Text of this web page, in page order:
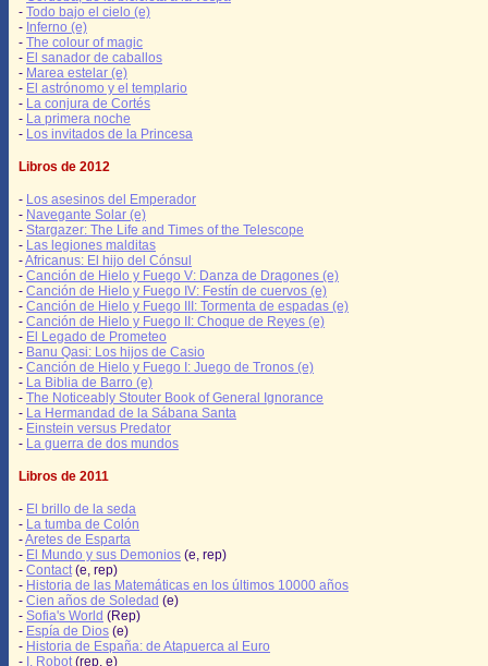
- Todo bajo el cielo (e)
- Inferno (e)
- The colour of magic
- El sanador de caballos
- Marea estelar (e)
- El astrónomo y el templario
- La conjura de Cortés
- La primera noche
- Los invitados de la Princesa
Libros de 2012
- Los asesinos del Emperador
- Navegante Solar (e)
- Stargazer: The Life and Times of the Telescope
- Las legiones malditas
-Africanus: El hijo del Cónsul
- Canción de Hielo y Fuego V: Danza de Dragones (e)
- Canción de Hielo y Fuego IV: Festín de cuervos (e)
- Canción de Hielo y Fuego III: Tormenta de espadas (e)
- Canción de Hielo y Fuego II: Choque de Reyes (e)
- El Legado de Prometeo
- Banu Qasi: Los hijos de Casio
- Canción de Hielo y Fuego I: Juego de Tronos (e)
- La Biblia de Barro (e)
- The Noticeably Stouter Book of General Ignorance
- La Hermandad de la Sábana Santa
- Einstein versus Predator
- La guerra de dos mundos
Libros de 2011
- El brillo de la seda
- La tumba de Colón
-Aretes de Esparta
- El Mundo y sus Demonios (e, rep)
- Contact (e, rep)
- Historia de las Matemáticas en los últimos 10000 años
- Cien años de Soledad (e)
- Sofia's World (Rep)
- Espía de Dios (e)
- Historia de España: de Atapuerca al Euro
- I, Robot (rep, e)